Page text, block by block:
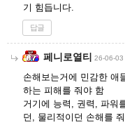
기 힘듭니다.
답글
페니로열티 26-06-03
손해보는거에 민감한 애
하는 피해를 줘야 함
거기에 능력, 권력, 파워
던, 물리적이던 손해를